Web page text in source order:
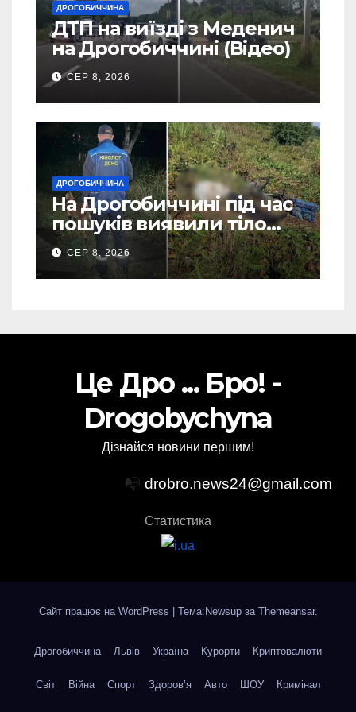
ДРОГОБИЧЧИНА
ДТП на виїзді з Меденич
на Дрогобиччині (Відео)
СЕР 8, 2026
ДРОГОБИЧЧИНА
На Дрогобиччині під час
пошуків виявили тіло
зниклого чоловіка (Фото)
СЕР 8, 2026
Це Дро ... Бро! -
Drogobychyna
Дізнайся новини першим!
📭 drobro.news24@gmail.com
Статистика
Сайт працює на WordPress Тема:Newsup за Themeansar.
Дрогобиччина Львів Україна Курорти Криптовалюти
Світ Війна Спорт Здоров’я Авто ШОУ Кримінал